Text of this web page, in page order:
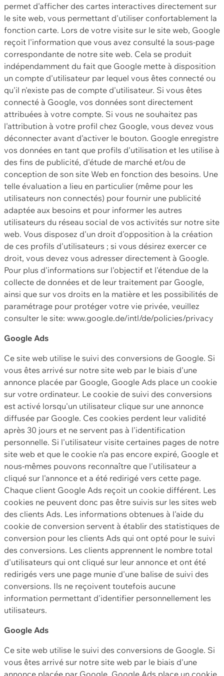
permet d'afficher des cartes interactives directement sur
le site web, vous permettant d'utiliser confortablement la
fonction carte. Lors de votre visite sur le site web, Google
reçoit l'information que vous avez consulté la sous-page
correspondante de notre site web. Cela se produit
indépendamment du fait que Google mette à disposition
un compte d'utilisateur par lequel vous êtes connecté ou
qu'il n'existe pas de compte d'utilisateur. Si vous êtes
connecté à Google, vos données sont directement
attribuées à votre compte. Si vous ne souhaitez pas
l'attribution à votre profil chez Google, vous devez vous
déconnecter avant d'activer le bouton. Google enregistre
vos données en tant que profils d'utilisation et les utilise à
des fins de publicité, d'étude de marché et/ou de
conception de son site Web en fonction des besoins. Une
telle évaluation a lieu en particulier (même pour les
utilisateurs non connectés) pour fournir une publicité
adaptée aux besoins et pour informer les autres
utilisateurs du réseau social de vos activités sur notre site
web. Vous disposez d'un droit d'opposition à la création
de ces profils d'utilisateurs ; si vous désirez exercer ce
droit, vous devez vous adresser directement à Google.
Pour plus d'informations sur l'objectif et l'étendue de la
collecte de données et de leur traitement par Google,
ainsi que sur vos droits en la matière et les possibilités de
paramétrage pour protéger votre vie privée, veuillez
consulter le site: www.google.de/intl/de/policies/privacy
Google Ads
Ce site web utilise le suivi des conversions de Google. Si
vous êtes arrivé sur notre site web par le biais d'une
annonce placée par Google, Google Ads place un cookie
sur votre ordinateur. Le cookie de suivi des conversions
est activé lorsqu'un utilisateur clique sur une annonce
diffusée par Google. Ces cookies perdent leur validité
après 30 jours et ne servent pas à l'identification
personnelle. Si l'utilisateur visite certaines pages de notre
site web et que le cookie n'a pas encore expiré, Google et
nous-mêmes pouvons reconnaître que l'utilisateur a
cliqué sur l'annonce et a été redirigé vers cette page.
Chaque client Google Ads reçoit un cookie différent. Les
cookies ne peuvent donc pas être suivis sur les sites web
des clients Ads. Les informations obtenues à l'aide du
cookie de conversion servent à établir des statistiques de
conversion pour les clients Ads qui ont opté pour le suivi
des conversions. Les clients apprennent le nombre total
d'utilisateurs qui ont cliqué sur leur annonce et ont été
redirigés vers une page munie d'une balise de suivi des
conversions. Ils ne reçoivent toutefois aucune
information permettant d'identifier personnellement les
utilisateurs.
Google Ads
Ce site web utilise le suivi des conversions de Google. Si
vous êtes arrivé sur notre site web par le biais d'une